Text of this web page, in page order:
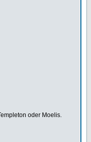
oder Moelis.